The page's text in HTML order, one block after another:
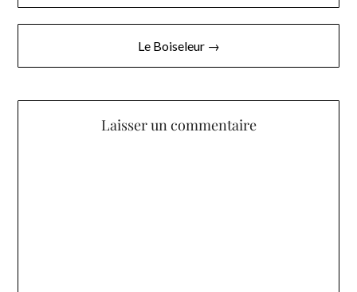
de
Le Boiseleur →
Laisser un commentaire